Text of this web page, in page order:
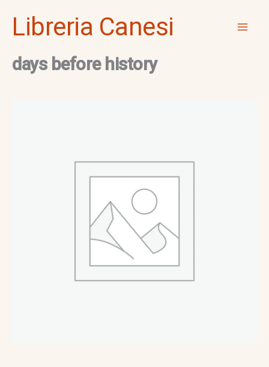
Libreria Canesi
days before history